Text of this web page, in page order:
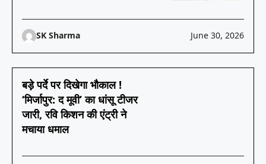
SK Sharma June 30, 2026
बड़े पर्दे पर दिखेगा भौकाल !
‘मिर्जापुर: द मूवी’ का धांसू टीजर
जारी, रवि किशन की एंट्री ने
मचाया धमाल